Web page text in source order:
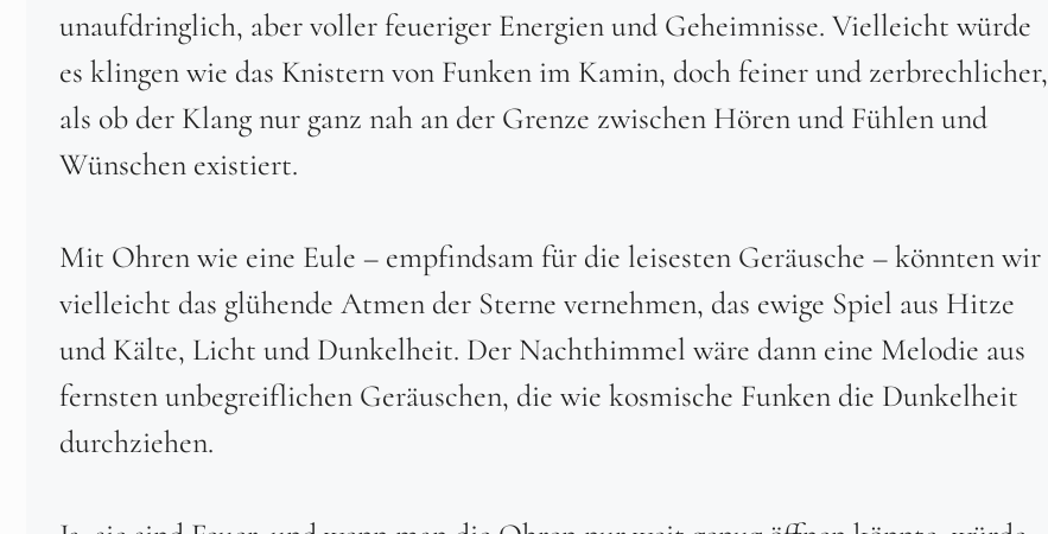
unaufdringlich, aber voller feueriger Energien und Geheimnisse. Vielleicht würde
es klingen wie das Knistern von Funken im Kamin, doch feiner und zerbrechlicher,
als ob der Klang nur ganz nah an der Grenze zwischen Hören und Fühlen und
Wünschen existiert.
Mit Ohren wie eine Eule – empfindsam für die leisesten Geräusche – könnten wir
vielleicht das glühende Atmen der Sterne vernehmen, das ewige Spiel aus Hitze
und Kälte, Licht und Dunkelheit. Der Nachthimmel wäre dann eine Melodie aus
fernsten unbegreiflichen Geräuschen, die wie kosmische Funken die Dunkelheit
durchziehen.